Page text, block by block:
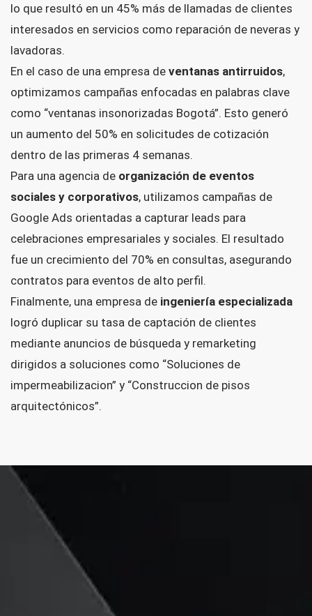
lo que resultó en un 45% más de llamadas de clientes
interesados en servicios como reparación de neveras y
lavadoras.
En el caso de una empresa de ventanas antirruidos,
optimizamos campañas enfocadas en palabras clave
como “ventanas insonorizadas Bogotá”. Esto generó
un aumento del 50% en solicitudes de cotización
dentro de las primeras 4 semanas.
Para una agencia de organización de eventos
sociales y corporativos, utilizamos campañas de
Google Ads orientadas a capturar leads para
celebraciones empresariales y sociales. El resultado
fue un crecimiento del 70% en consultas, asegurando
contratos para eventos de alto perfil.
Finalmente, una empresa de ingeniería especializada
logró duplicar su tasa de captación de clientes
mediante anuncios de búsqueda y remarketing
dirigidos a soluciones como “Soluciones de
impermeabilizacion” y “Construccion de pisos
arquitectónicos”.
¡Lleva tu negocio al
siguiente nivel con Google